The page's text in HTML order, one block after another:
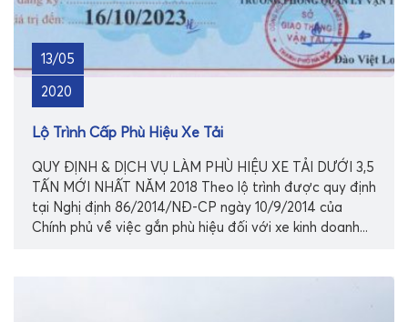
13/05
2020
Lộ Trình Cấp Phù Hiệu Xe Tải
QUY ĐỊNH & DỊCH VỤ LÀM PHÙ HIỆU XE TẢI DƯỚI 3,5
TẤN MỚI NHẤT NĂM 2018 Theo lộ trình được quy định
tại Nghị định 86/2014/NĐ-CP ngày 10/9/2014 của
Chính phủ về việc gắn phù hiệu đối với xe kinh doanh...